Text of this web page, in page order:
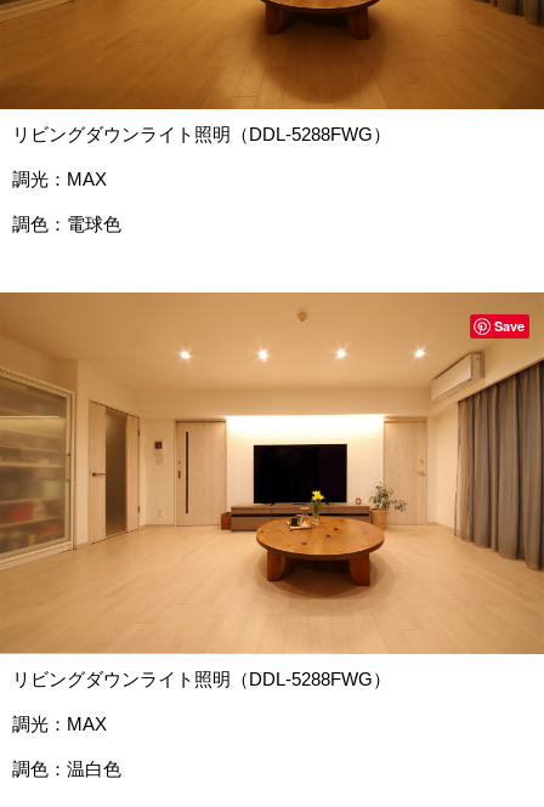
リビングダウンライト照明（DDL-5288FWG）
調光：MAX
調色：電球色
リビングダウンライト照明（DDL-5288FWG）
調光：MAX
調色：温白色
Save